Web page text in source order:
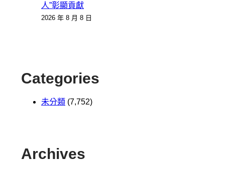
人”彰顯貢獻
2026 年 8 月 8 日
Categories
未分類 (7,752)
Archives